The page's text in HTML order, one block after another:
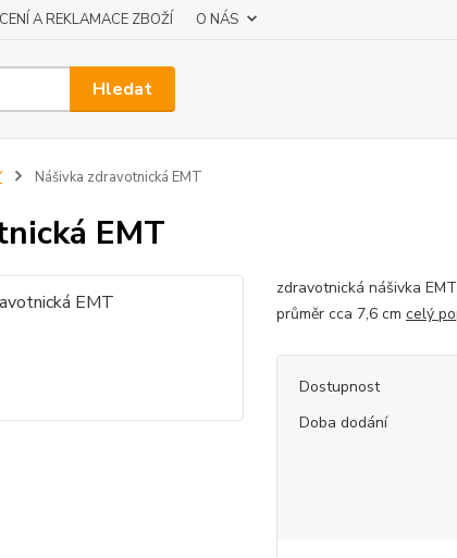
A REKLAMACE ZBOŽÍ O NÁS
Hledat
Nášivka zdravotnická EMT
EMT
zdravotnická nášivka EMT
průměr cca 7,6 cm celý
Dostupnost
Doba dodání